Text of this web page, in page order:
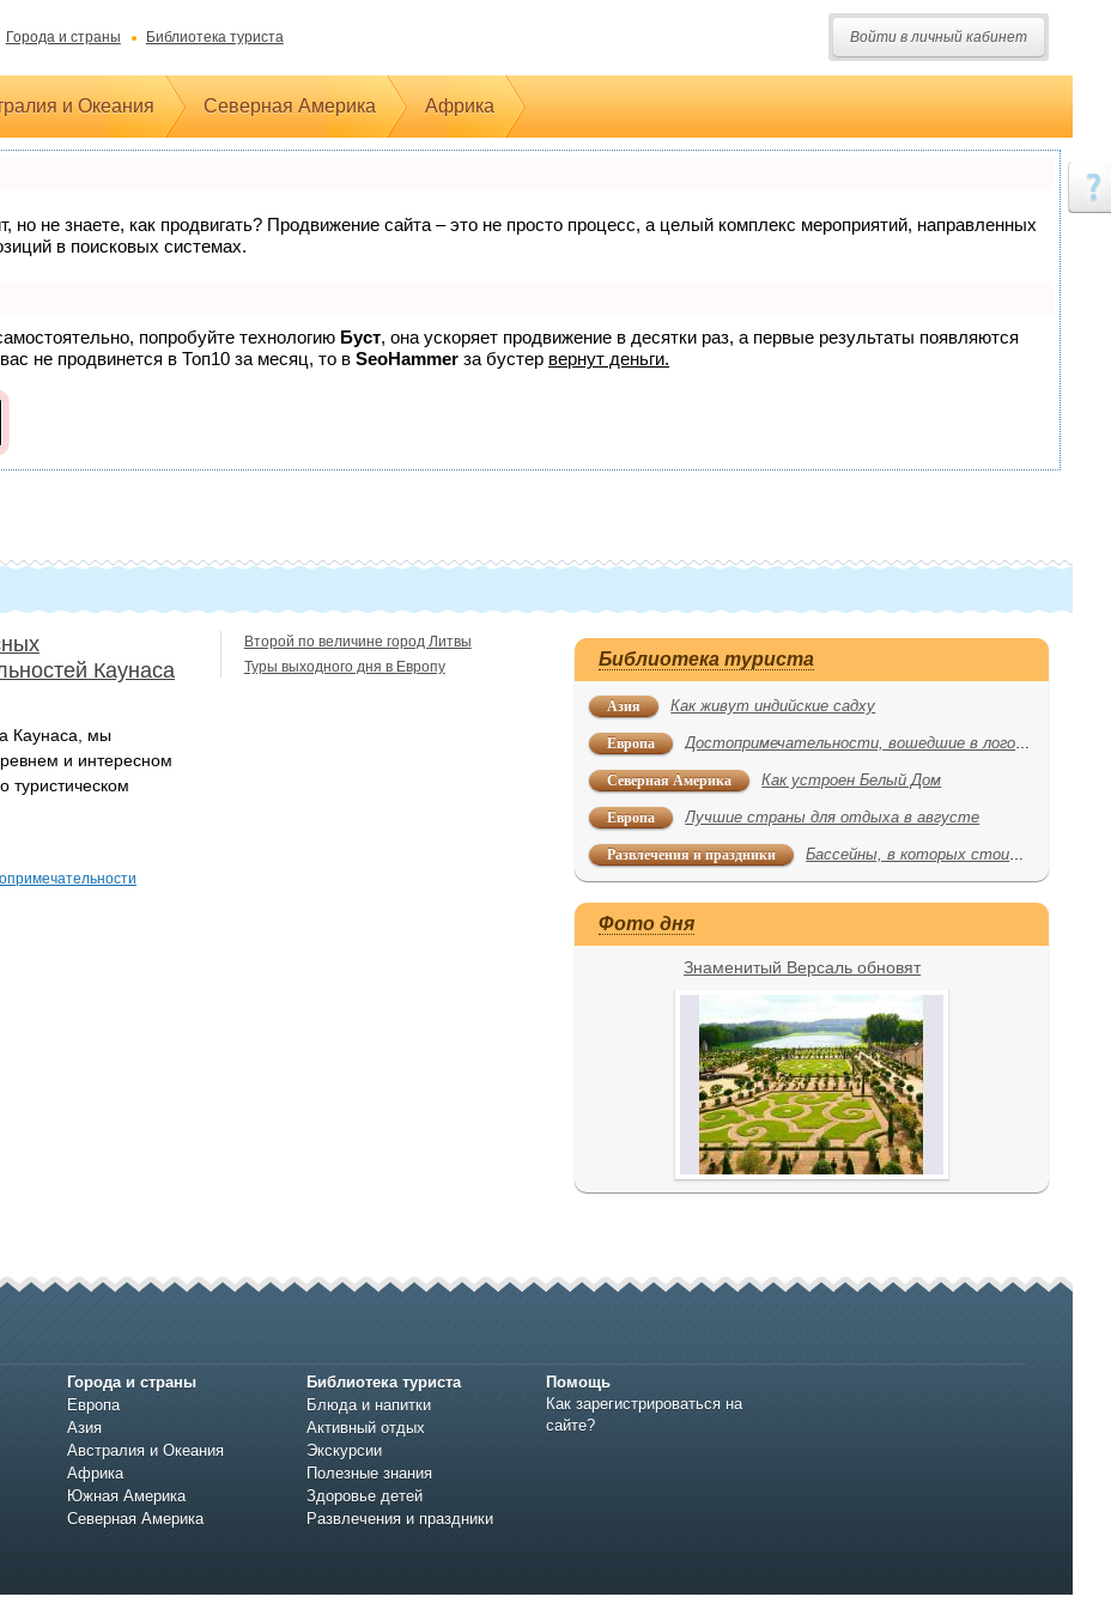
Города и страны Библиотека туриста Войти в личный кабинет
и Океания Северная Америка Африка
но не знаете, как продвигать? Продвижение сайта – это не просто процесс, а целый комплекс мероприятий, направленных
в поисковых системах.
попробуйте технологию Буст, она ускоряет продвижение в десятки раз, а первые результаты появляются
не продвинется в Топ10 за месяц, то в SeoHammer за бустер вернут деньги.
Каунаса
Каунаса, мы
и интересном
туристическом
Второй по величине город Литвы
Туры выходного дня в Европу
Библиотека туриста
Азия Как живут индийские садху
Европа Достопримечательности, вошедшие в логотипы
Северная Америка Как устроен Белый Дом
Европа Лучшие страны для отдыха в августе
Развлечения и праздники Бассейны, в которых стоит искупаться
Фото дня
Знаменитый Версаль обновят
Города и страны
Европа
Азия
Австралия и Океания
Африка
Южная Америка
Северная Америка
Библиотека туриста
Блюда и напитки
Активный отдых
Экскурсии
Полезные знания
Здоровье детей
Развлечения и праздники
Помощь
Как зарегистрироваться на
сайте?